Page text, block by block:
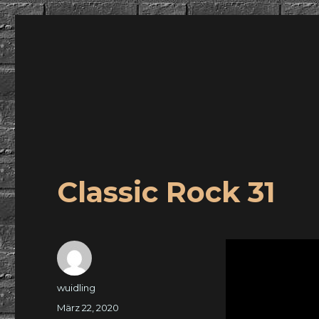
Classic Rock 31
Autor
wuidling
Veröffentlicht
März 22, 2020